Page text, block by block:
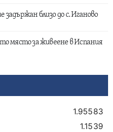
близо до с. Иганово
място за живеене в Испания
1.95583
1.1539